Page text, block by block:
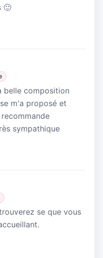
🙂
belle composition
m'a proposé et
sympathique
se que vous